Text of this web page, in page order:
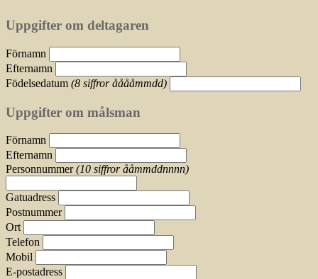
Uppgifter om deltagaren
Förnamn
Efternamn
Födelsedatum (8 siffror ååååmmdd)
Uppgifter om målsman
Förnamn
Efternamn
Personnummer(10 siffror ååmmddnnnn)
Gatuadress
Postnummer
Ort
Telefon
Mobil
E-postadress